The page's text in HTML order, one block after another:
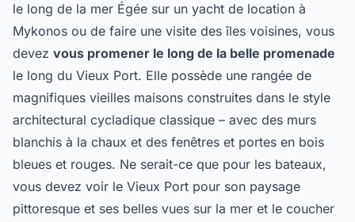
le long de la mer Égée sur un yacht de location à
Mykonos ou de faire une visite des îles voisines, vous
devez vous promener le long de la belle promenade
le long du Vieux Port. Elle possède une rangée de
magnifiques vieilles maisons construites dans le style
architectural cycladique classique – avec des murs
blanchis à la chaux et des fenêtres et portes en bois
bleues et rouges. Ne serait-ce que pour les bateaux,
vous devez voir le Vieux Port pour son paysage
pittoresque et ses belles vues sur la mer et le coucher